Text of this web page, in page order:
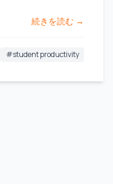
続きを読む →
#student productivity